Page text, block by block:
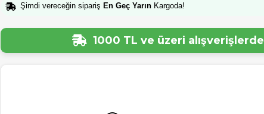
Şimdi vereceğin sipariş En Geç Yarın Kargoda!
1000 TL ve üzeri alışverişlerde